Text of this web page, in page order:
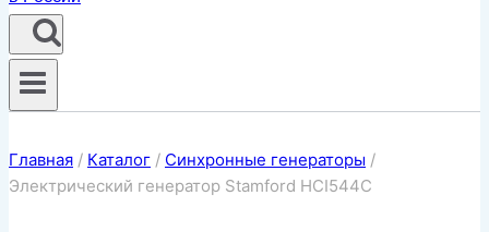
Главная / Каталог / Синхронные генераторы /
Электрический генератор Stamford HCI544C